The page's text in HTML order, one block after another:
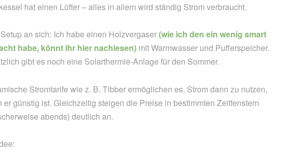
hat einen Lüfter – alles in allem wird ständig Strom verbraucht.
an sich: Ich habe einen Holzvergaser(wie ich den ein wenig smart
habe, könnt ihr hier nachlesen) mit Warmwasser und Pufferspeicher.
gibt es noch eine Solarthermie-Anlage für den Sommer.
Stromtarife wie z. B. Tibber ermöglichen es, Strom dann zu nutzen,
er günstig ist. Gleichzeitig steigen die Preise in bestimmten Zeitfenstern
abends) deutlich an.